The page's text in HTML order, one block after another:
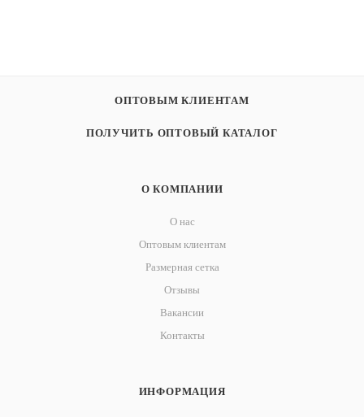
ОПТОВЫМ КЛИЕНТАМ
ПОЛУЧИТЬ ОПТОВЫЙ КАТАЛОГ
О КОМПАНИИ
О нас
Оптовым клиентам
Размерная сетка
Отзывы
Вакансии
Контакты
ИНФОРМАЦИЯ